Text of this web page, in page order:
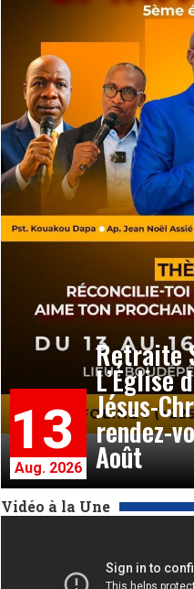
13
Aug. 2026
Retraite
L’Église
Jésus-
rendez-
Août
Vidéo à la Une